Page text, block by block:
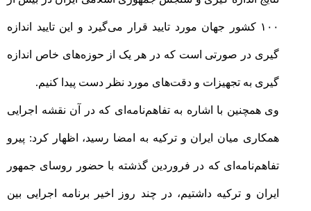
۱۰۰ کشور جهان مورد تایید قرار می‌گیرد و این تایید اندازه
گیری در صورتی است که در هر یک از حوزه‌های خاص اندازه
گیری به تجهیزات و دقت‌های مورد نظر دست پیدا کنیم.
وی همچنین با اشاره به تفاهم‌نامه‌ای که در آن نقشه اجرایی
همکاری میان ایران و ترکیه به امضا رسید، اظهار کرد: پیرو
تفاهم‌نامه‌ای که در فروردین گذشته با حضور روسای جمهور
ایران و ترکیه داشتیم، در چند روز اخیر برنامه اجرایی بین